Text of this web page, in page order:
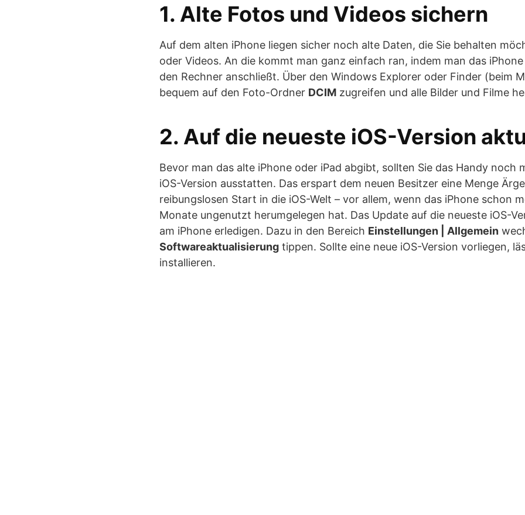
1. Alte Fotos und Videos sichern
Auf dem alten iPhone liegen sicher noch alte Daten, die Sie behalten
oder Videos. An die kommt man ganz einfach ran, indem man das
den Rechner anschließt. Über den Windows Explorer oder Finder (beim
bequem auf den Foto-Ordner DCIM zugreifen und alle Bilder und Filme
2. Auf die neueste iOS-Version
Bevor man das alte iPhone oder iPad abgibt, sollten Sie das Handy noch
iOS-Version ausstatten. Das erspart dem neuen Besitzer eine Menge
reibungslosen Start in die iOS-Welt – vor allem, wenn das iPhone schon
Monate ungenutzt herumgelegen hat. Das Update auf die neueste iOS-
am iPhone erledigen. Dazu in den Bereich Einstellungen | Allgemein
Softwareaktualisierung tippen. Sollte eine neue iOS-Version vorliegen,
installieren.